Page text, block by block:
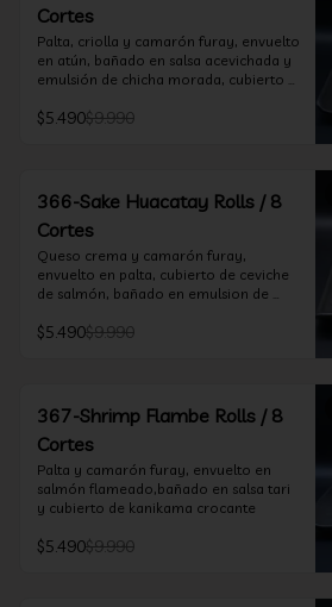
Cortes
Palta, criolla y camarón furay, envuelto
en atún, bañado en salsa acevichada y
emulsión de chicha morada, cubierto
$5.490$9.990
366-Sake Huacatay Rolls / 8
Cortes
Queso crema y camarón furay,
envuelto en palta, cubierto de ceviche
de salmón, bañado en emulsion de
$5.490$9.990
367-Shrimp Flambe Rolls / 8
Cortes
Palta y camarón furay, envuelto en
salmón flameado,bañado en salsa tari
y cubierto de kanikama crocante
$5.490$9.990